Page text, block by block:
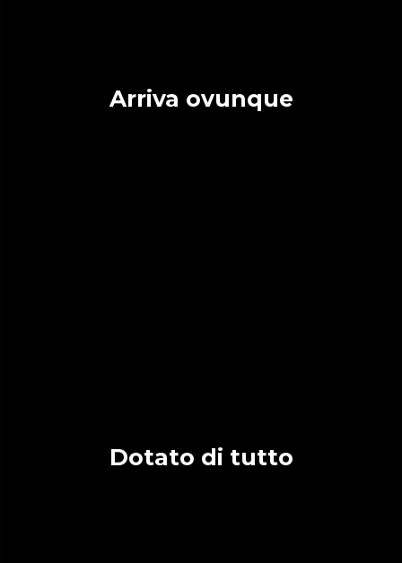
Arriva ovunque
Dotato di tutto